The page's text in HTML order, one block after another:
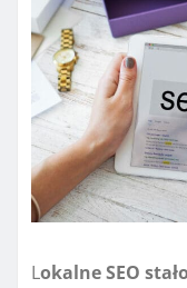
Lokalne SEO